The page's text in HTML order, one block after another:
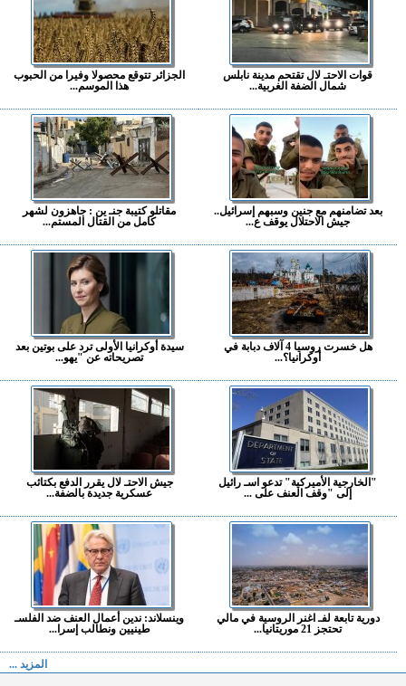
قوات الاحتـ لال تقتحم مدينة نابلس
شمال الضفة الغربية...
الجزائر تتوقع محصولا وفيرا من الحبوب
هذا الموسم...
بعد تضامنهم مع جنين وسبهم إسرائيل..
جيش الاحتلال يوقف ع...
مقاتلو كتيبة جنـ ين : جاهزون لشهر
كامل من القتال المستم...
هل خسرت روسيا 4 آلاف دبابة في
أوكرانيا؟...
سيدة أوكرانيا الأولى ترد على بوتين بعد
تصريحاته عن "يهو...
"الخارجية الأميركية" تدعو اسـ رائيل
إلى "وقف العنف على ...
جيش الاحتـ لال يقرر الدفع بكتائب
عسكرية جديدة بالضفة...
دورية تابعة لفـ اغنر الروسية في مالي
تحتجز 21 موريتانيا...
وينسلاند: ندين أعمال العنف ضد الفلسـ
طينيين ونطالب إسرا...
المزيد ...